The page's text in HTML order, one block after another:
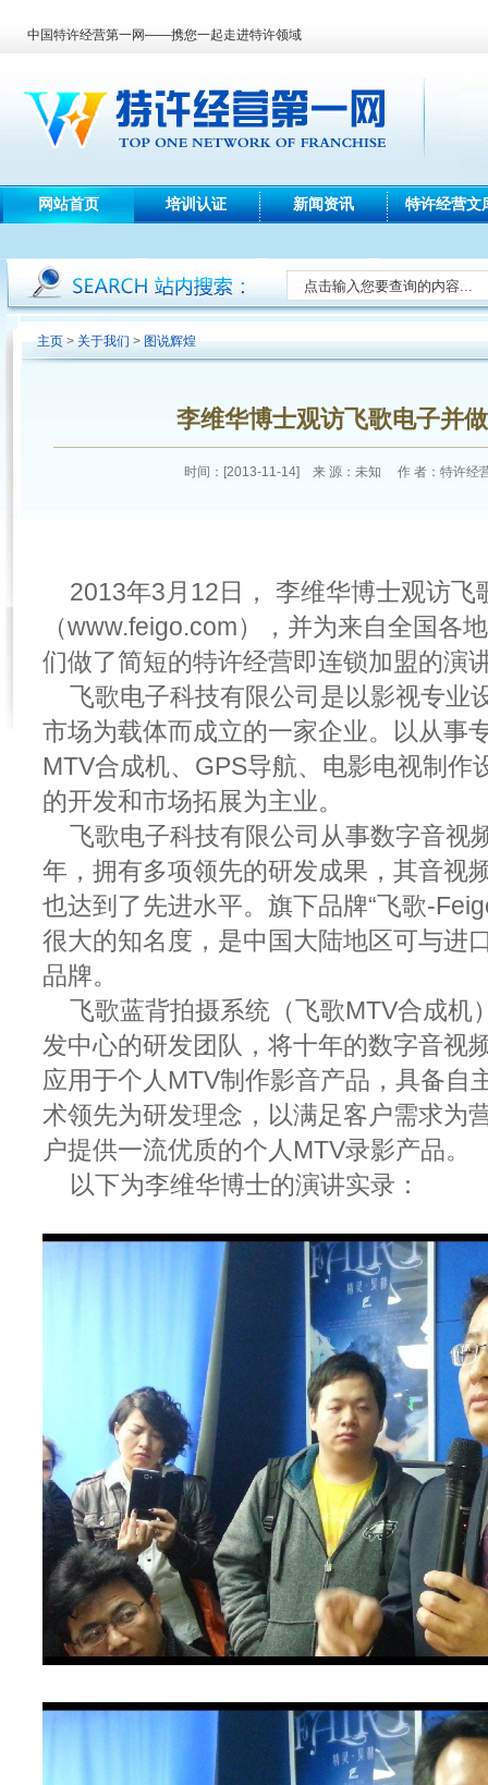
中国特许经营第一网——携您一起走进特许领域
网站首页 培训认证 新闻资讯 特许经营文
主页 > 关于我们 > 图说辉煌
李维华博士观访飞歌电子并
时间：[2013-11-14] 来 源：未知 作 者：特许经
2013年3月12日， 李维华博士观访飞
（www.feigo.com），并为来自全国各
们做了简短的特许经营即连锁加盟的演
飞歌电子科技有限公司是以影视专业
市场为载体而成立的一家企业。以从事
MTV合成机、GPS导航、电影电视制作
的开发和市场拓展为主业。
飞歌电子科技有限公司从事数字音视
年，拥有多项领先的研发成果，其音视
也达到了先进水平。旗下品牌“飞歌-
很大的知名度，是中国大陆地区可与进
品牌。
飞歌蓝背拍摄系统（飞歌MTV合成机
发中心的研发团队，将十年的数字音视
应用于个人MTV制作影音产品，具备自
术领先为研发理念，以满足客户需求为
户提供一流优质的个人MTV录影产品。
以下为李维华博士的演讲实录：